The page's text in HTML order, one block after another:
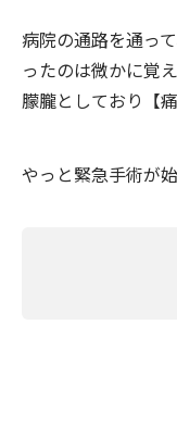
病院の通路を通っ
ったのは微かに覚
朦朧としており【
やっと緊急手術が始